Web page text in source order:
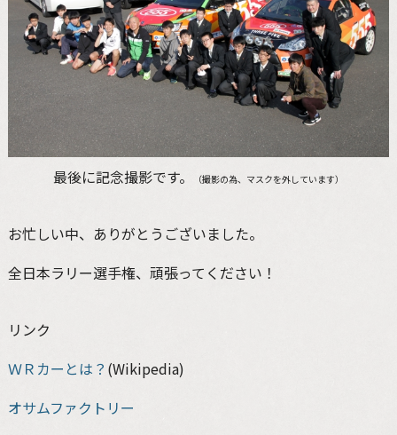
最後に記念撮影です。 （撮影の為、マスクを外しています）
お忙しい中、ありがとうございました。
全日本ラリー選手権、頑張ってください！
リンク
ＷＲカーとは？ (Wikipedia)
オサムファクトリー